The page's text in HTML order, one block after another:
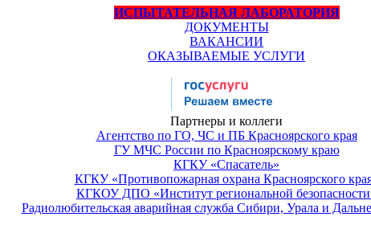
ИСПЫТАТЕЛЬНАЯ ЛАБОРАТОРИЯ
ДОКУМЕНТЫ
ВАКАНСИИ
ОКАЗЫВАЕМЫЕ УСЛУГИ
Партнеры и коллеги
Агентство по ГО, ЧС и ПБ Красноярского края
ГУ МЧС России по Красноярскому краю
КГКУ «Спасатель»
КГКУ «Противопожарная охрана Красноярского
КГКОУ ДПО «Институт региональной
Радиолюбительская аварийная служба Сибири, Урала и